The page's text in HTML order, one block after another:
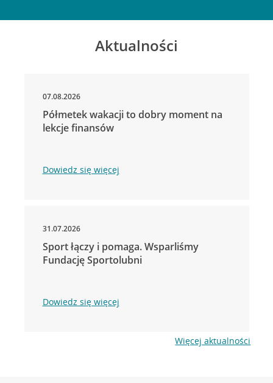
Aktualności
07.08.2026
Półmetek wakacji to dobry moment na
lekcje finansów
Dowiedz się więcej
31.07.2026
Sport łączy i pomaga. Wsparliśmy
Fundację Sportolubni
Dowiedz się więcej
Więcej aktualności